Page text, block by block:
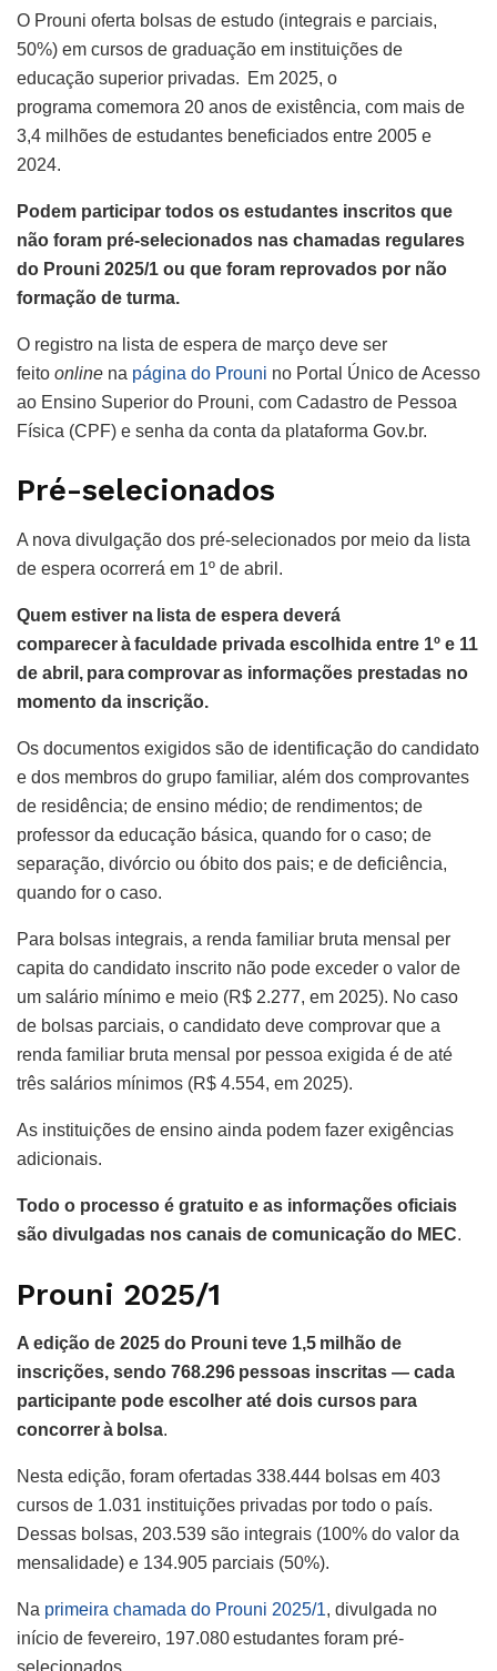
O Prouni oferta bolsas de estudo (integrais e parciais,
50%) em cursos de graduação em instituições de
educação superior privadas. Em 2025, o
programa comemora 20 anos de existência, com mais de
3,4 milhões de estudantes beneficiados entre 2005 e
2024.
Podem participar todos os estudantes inscritos que
não foram pré-selecionados nas chamadas regulares
do Prouni 2025/1 ou que foram reprovados por não
formação de turma.
O registro na lista de espera de março deve ser
feito online na página do Prouni no Portal Único de Acesso
ao Ensino Superior do Prouni, com Cadastro de Pessoa
Física (CPF) e senha da conta da plataforma Gov.br.
Pré-selecionados
A nova divulgação dos pré-selecionados por meio da lista
de espera ocorrerá em 1º de abril.
Quem estiver na lista de espera deverá
comparecer à faculdade privada escolhida entre 1º e 11
de abril, para comprovar as informações prestadas no
momento da inscrição.
Os documentos exigidos são de identificação do candidato
e dos membros do grupo familiar, além dos comprovantes
de residência; de ensino médio; de rendimentos; de
professor da educação básica, quando for o caso; de
separação, divórcio ou óbito dos pais; e de deficiência,
quando for o caso.
Para bolsas integrais, a renda familiar bruta mensal per
capita do candidato inscrito não pode exceder o valor de
um salário mínimo e meio (R$ 2.277, em 2025). No caso
de bolsas parciais, o candidato deve comprovar que a
renda familiar bruta mensal por pessoa exigida é de até
três salários mínimos (R$ 4.554, em 2025).
As instituições de ensino ainda podem fazer exigências
adicionais.
Todo o processo é gratuito e as informações oficiais
são divulgadas nos canais de comunicação do MEC.
Prouni 2025/1
A edição de 2025 do Prouni teve 1,5 milhão de
inscrições, sendo 768.296 pessoas inscritas — cada
participante pode escolher até dois cursos para
concorrer à bolsa.
Nesta edição, foram ofertadas 338.444 bolsas em 403
cursos de 1.031 instituições privadas por todo o país.
Dessas bolsas, 203.539 são integrais (100% do valor da
mensalidade) e 134.905 parciais (50%).
Na primeira chamada do Prouni 2025/1, divulgada no
início de fevereiro, 197.080 estudantes foram pré-